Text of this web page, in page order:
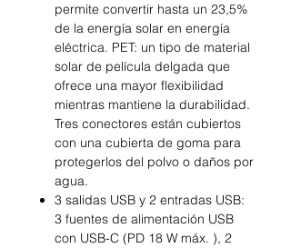
permite convertir hasta un 23,5%
de la energía solar en energía
eléctrica. PET: un tipo de material
solar de película delgada que
ofrece una mayor flexibilidad
mientras mantiene la durabilidad.
Tres conectores están cubiertos
con una cubierta de goma para
protegerlos del polvo o daños por
agua.
3 salidas USB y 2 entradas USB:
3 fuentes de alimentación USB
con USB-C (PD 18 W máx. ), 2